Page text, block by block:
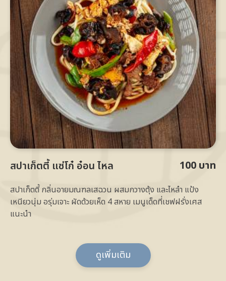
สปาเก็ตตี้ แซ่โก๋ อ๋อน ไหล 100 บาท
สปาเก็ตตี้ กลิ่นอายมณฑลเสฉวน ผสมกวางตุ้ง และไหลำ แป้ง
เหนียวนุ่ม อรุ่มเจาะ ผัดด้วยเห็ด 4 สหาย เมนูเด็ดที่เชฟฝรั่งเศส
แนะนำ
ดูเพิ่มเติม